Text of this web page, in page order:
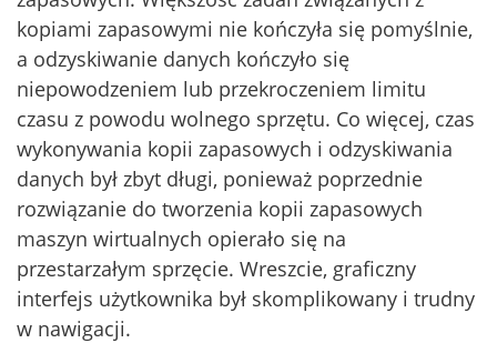
kopiami zapasowymi nie kończyła się pomyślnie,
a odzyskiwanie danych kończyło się
niepowodzeniem lub przekroczeniem limitu
czasu z powodu wolnego sprzętu. Co więcej, czas
wykonywania kopii zapasowych i odzyskiwania
danych był zbyt długi, ponieważ poprzednie
rozwiązanie do tworzenia kopii zapasowych
maszyn wirtualnych opierało się na
przestarzałym sprzęcie. Wreszcie, graficzny
interfejs użytkownika był skomplikowany i trudny
w nawigacji.